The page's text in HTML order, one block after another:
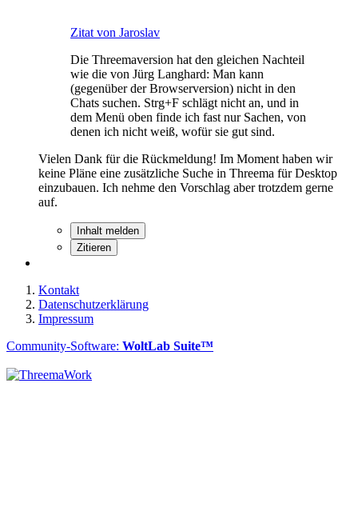
Zitat von Jaroslav
Die Threemaversion hat den gleichen Nachteil
wie die von Jürg Langhard: Man kann
(gegenüber der Browserversion) nicht in den
Chats suchen. Strg+F schlägt nicht an, und in
dem Menü oben finde ich fast nur Sachen, von
denen ich nicht weiß, wofür sie gut sind.
Vielen Dank für die Rückmeldung! Im Moment haben wir
keine Pläne eine zusätzliche Suche in Threema für Desktop
einzubauen. Ich nehme den Vorschlag aber trotzdem gerne
auf.
Inhalt melden
Zitieren
Kontakt
Datenschutzerklärung
Impressum
Community-Software: WoltLab Suite™